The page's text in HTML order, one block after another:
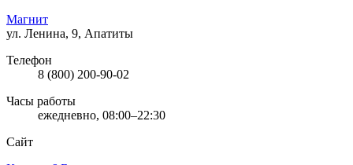
Магнит
ул. Ленина, 9, Апатиты
Телефон
8 (800) 200-90-02
Часы работы
ежедневно, 08:00–22:30
Сайт